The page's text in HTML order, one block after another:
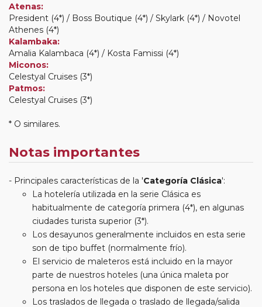
Atenas:
President (4*) / Boss Boutique (4*) / Skylark (4*) / Novotel
Athenes (4*)
Kalambaka:
Amalia Kalambaca (4*) / Kosta Famissi (4*)
Miconos:
Celestyal Cruises (3*)
Patmos:
Celestyal Cruises (3*)
* O similares.
Notas importantes
Principales características de la 'Categoría Clásica':
La hotelería utilizada en la serie Clásica es
habitualmente de categoría primera (4*), en algunas
ciudades turista superior (3*).
Los desayunos generalmente incluidos en esta serie
son de tipo buffet (normalmente frío).
El servicio de maleteros está incluido en la mayor
parte de nuestros hoteles (una única maleta por
persona en los hoteles que disponen de este servicio).
Los traslados de llegada o traslado de llegada/salida